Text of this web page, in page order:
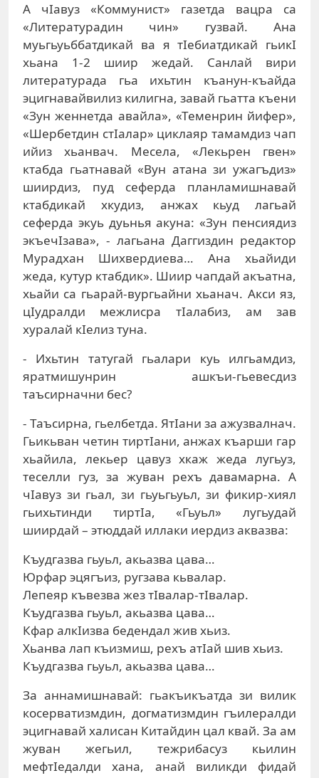
А чIавуз «Коммунист» газетда вацра са
«Литературадин чин» гузвай. Ана
муьгьуьббатдикай ва я тIебиатдикай гьикI
хьана 1-2 шиир жедай. Санлай вири
литературада гьа ихьтин къанун-къайда
эцигнавайвилиз килигна, завай гьатта къени
«Зун женнетда авайла», «Теменрин йифер»,
«Шербетдин стIалар» циклаяр тамамдиз чап
ийиз хьанвач. Месела, «Лекьрен гвен»
ктабда гьатнавай «Вун атана зи ужагъдиз»
шиирдиз, пуд сеферда планламишнавай
ктабдикай хкудиз, анжах кьуд лагьай
сеферда экуь дуьнья акуна: «Зун пенсиядиз
экъечIзава», - лагьана Даггиздин редактор
Мурадхан Шихвердиева… Ана хьайиди
жеда, кутур ктабдик». Шиир чапдай акъатна,
хьайи са гьарай-вургьайни хьанач. Акси яз,
цIудралди межлисра тIалабиз, ам зав
хуралай кIелиз туна.
- Ихьтин татугай гьалари куь илгьамдиз,
яратмишунрин ашкъи-гьевесдиз
таъсирначни бес?
- Таъсирна, гьелбетда. ЯтIани за ажузвалнач.
Гьикьван четин тиртIани, анжах къарши гар
хьайила, лекьер цавуз хкаж жеда лугьуз,
теселли гуз, за жуван рехъ давамарна. А
чIавуз зи гьал, зи гьуьгьуьл, зи фикир-хиял
гьихьтинди тиртIа, «Гьуьл» лугьудай
шиирдай – этюддай иллаки иердиз аквазва:
Къудгазва гьуьл, акьазва цава…
Юрфар эцягъиз, ругзава кьвалар.
Лепеяр къвезва жез тIвалар-тIвалар.
Къудгазва гьуьл, акьазва цава…
Кфар алкIизва бедендал жив хьиз.
Хьанва лап къизмиш, рехъ атIай шив хьиз.
Къудгазва гьуьл, акьазва цава…
За аннамишнавай: гьакъикъатда зи вилик
косерватизмдин, догматизмдин гъилералди
эцигнавай халисан Китайдин цал квай. За ам
жуван жегьил, тежрибасуз кьилин
мефтIедалди хана, анай виликди фидай